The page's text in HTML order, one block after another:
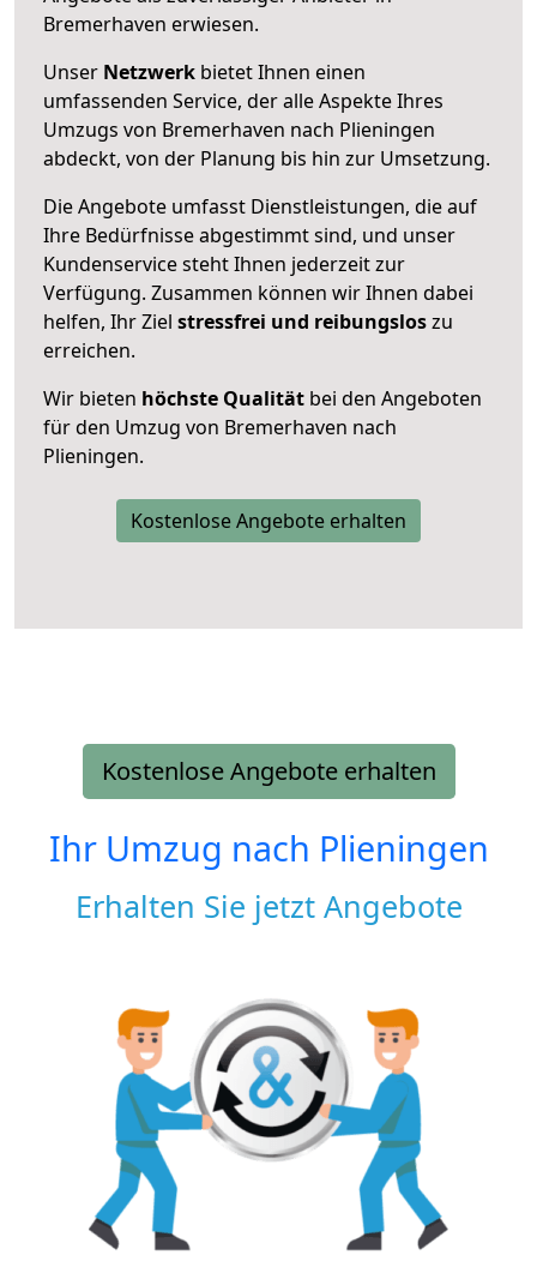
Bremerhaven erwiesen.
Unser Netzwerk bietet Ihnen einen
umfassenden Service, der alle Aspekte Ihres
Umzugs von Bremerhaven nach Plieningen
abdeckt, von der Planung bis hin zur Umsetzung.
Die Angebote umfasst Dienstleistungen, die auf
Ihre Bedürfnisse abgestimmt sind, und unser
Kundenservice steht Ihnen jederzeit zur
Verfügung. Zusammen können wir Ihnen dabei
helfen, Ihr Ziel stressfrei und reibungsloszu
erreichen.
Wir bieten höchste Qualität bei den Angeboten
für den Umzug von Bremerhaven nach
Plieningen.
Kostenlose Angebote erhalten
Kostenlose Angebote erhalten
Ihr Umzug nach Plieningen
Erhalten Sie jetzt Angebote